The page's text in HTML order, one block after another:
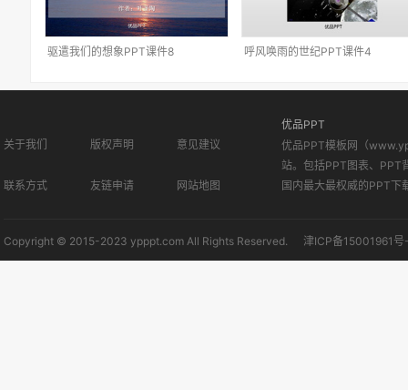
驱遣我们的想象PPT课件8 呼风唤雨的世纪PPT课件4
关于我们 版权声明 意见建议
联系方式 友链申请 网站地图
优品PPT
优品PPT模板网（
站。包括PPT图表、PPT
国内最大最权威的PPT下
Copyright © 2015-2023 ypppt.com All Rights Reserved. 津ICP备15001961号